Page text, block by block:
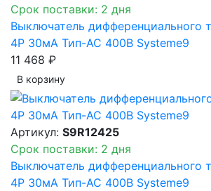
Срок поставки: 2 дня
Выключатель дифференциального
4P 30мА Тип-AC 400В Systeme9
11 468 ₽
В корзинy
Артикул: S9R12425
Срок поставки: 2 дня
Выключатель дифференциального
4P 30мА Тип-AC 400В Systeme9